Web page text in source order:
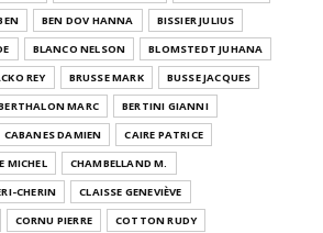
BEN DOV HANNA
BISSIER JULIUS
BLANCO NELSON
BLOMSTEDT JUHANA
REY BRUSSE MARK
BUSSE JACQUES
MARC
BERTINI GIANNI
CABANES DAMIEN
CAIRE PATRICE
MICHEL
CHAMBELLAND M.
CHERIN
CLAISSE GENEVIÈVE
CORNU PIERRE
COTTON RUDY